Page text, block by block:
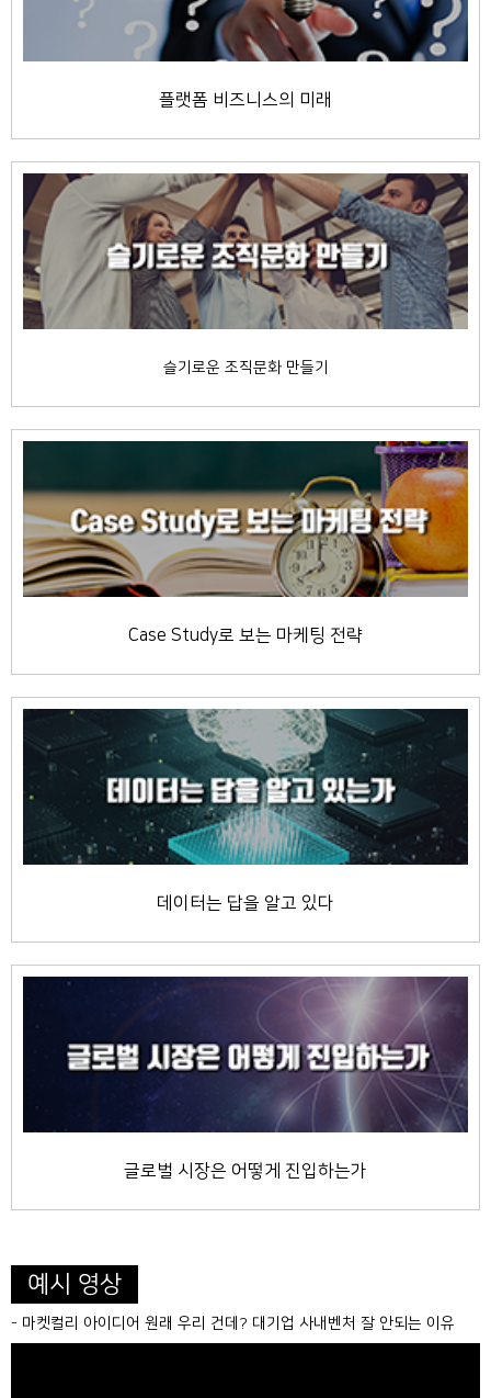
플랫폼 비즈니스의 미래
슬기로운 조직문화 만들기
Case Study로 보는 마케팅 전략
데이터는 답을 알고 있다
글로벌 시장은 어떻게 진입하는가
예시 영상
- 마켓컬리 아이디어 원래 우리 건데? 대기업 사내벤처 잘 안되는 이유